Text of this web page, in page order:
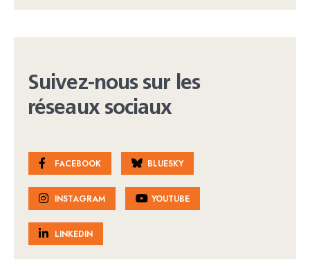
Suivez-nous sur les
réseaux sociaux
FACEBOOK BLUESKY
INSTAGRAM YOUTUBE
LINKEDIN